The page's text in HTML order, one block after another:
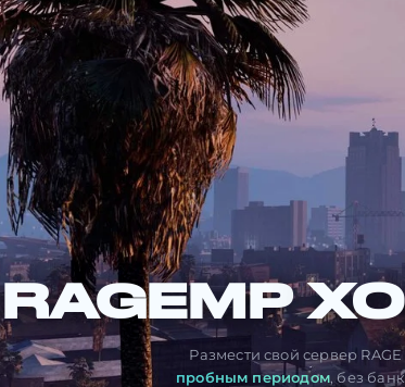
RAGEMP
Размести свой сервер
пробным периодом, без